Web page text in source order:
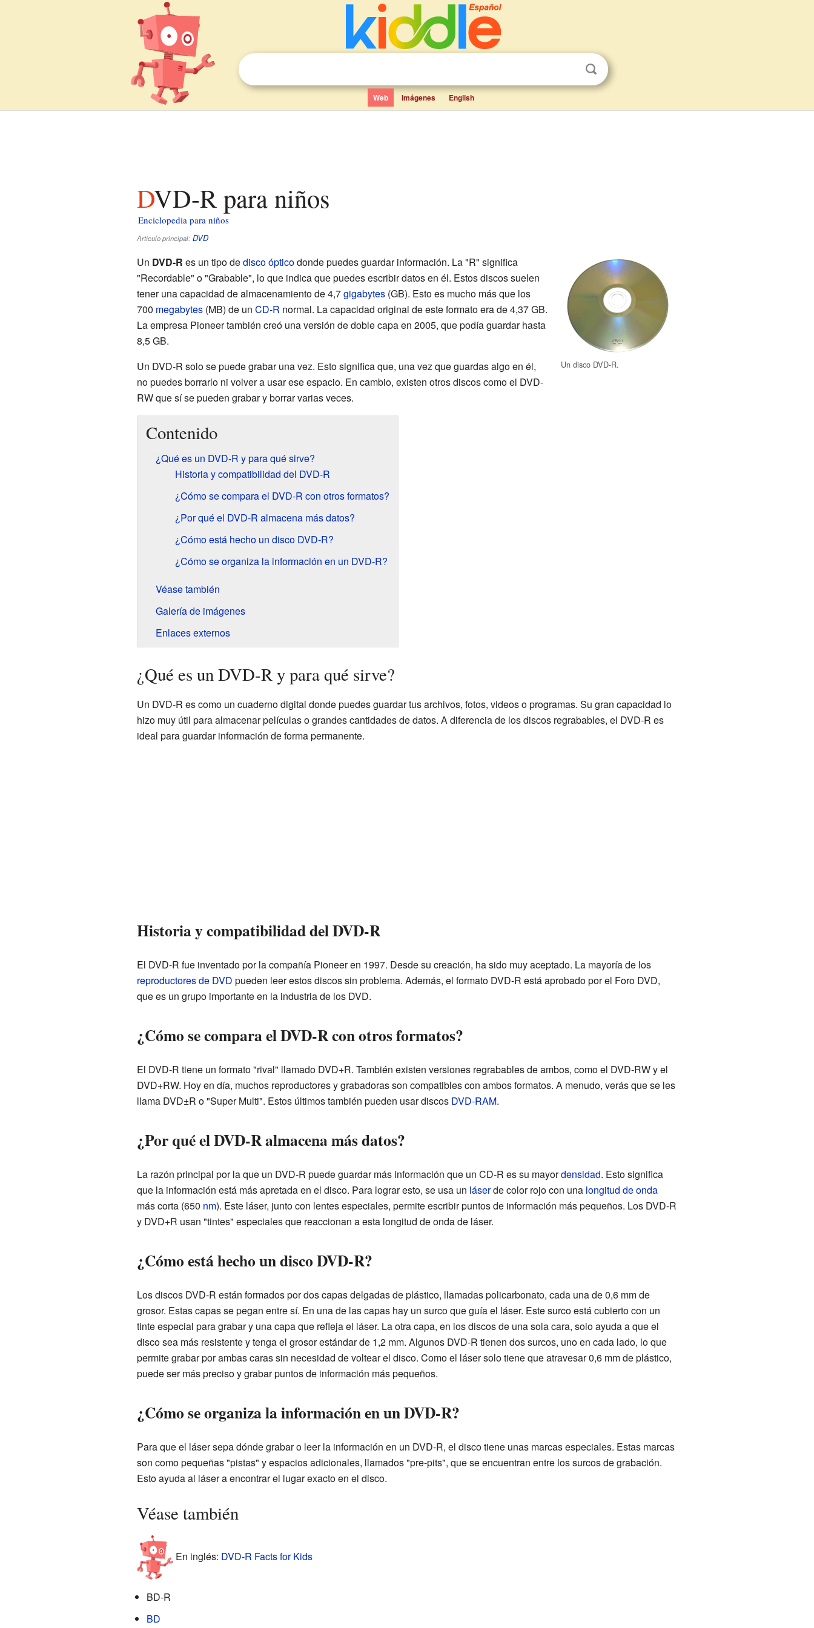
Web Imágenes English
DVD-R para niños
Enciclopedia para niños
Artículo principal: DVD
Un disco DVD-R.
Un DVD-R es un tipo dedisco ópticodonde puedes guardar información. La "R" significa
"Recordable" o "Grabable", lo que indica que puedes escribir datos en él. Estos discos suelen
tener una capacidad de almacenamiento de 4,7gigabytes(GB). Esto es mucho más que los
700 megabytes(MB) de un CD-R normal. La capacidad original de este formato era de 4,37 GB.
La empresa Pioneer también creó una versión de doble capa en 2005, que podía guardar hasta
8,5 GB.
Un DVD-R solo se puede grabar una vez. Esto significa que, una vez que guardas algo en él,
no puedes borrarlo ni volver a usar ese espacio. En cambio, existen otros discos como el DVD-
RW que sí se pueden grabar y borrar varias veces.
Contenido
¿Qué es un DVD-R y para qué sirve?
Historia y compatibilidad del DVD-R
¿Cómo se compara el DVD-R con otros formatos?
¿Por qué el DVD-R almacena más datos?
¿Cómo está hecho un disco DVD-R?
¿Cómo se organiza la información en un DVD-R?
Véase también
Galería de imágenes
Enlaces externos
¿Qué es un DVD-R y para qué sirve?
Un DVD-R es como un cuaderno digital donde puedes guardar tus archivos, fotos, videos o programas. Su gran capacidad lo
hizo muy útil para almacenar películas o grandes cantidades de datos. A diferencia de los discos regrabables, el DVD-R es
ideal para guardar información de forma permanente.
Historia y compatibilidad del DVD-R
El DVD-R fue inventado por la compañía Pioneer en 1997. Desde su creación, ha sido muy aceptado. La mayoría de los
reproductores de DVD pueden leer estos discos sin problema. Además, el formato DVD-R está aprobado por el Foro DVD,
que es un grupo importante en la industria de los DVD.
¿Cómo se compara el DVD-R con otros formatos?
El DVD-R tiene un formato "rival" llamado DVD+R. También existen versiones regrabables de ambos, como el DVD-RW y el
DVD+RW. Hoy en día, muchos reproductores y grabadoras son compatibles con ambos formatos. A menudo, verás que se les
llama DVD±R o "Super Multi". Estos últimos también pueden usar discos DVD-RAM.
¿Por qué el DVD-R almacena más datos?
La razón principal por la que un DVD-R puede guardar más información que un CD-R es su mayordensidad. Esto significa
que la información está más apretada en el disco. Para lograr esto, se usa un láserde color rojo con una longitud de onda
más corta (650 nm). Este láser, junto con lentes especiales, permite escribir puntos de información más pequeños. Los DVD-R
y DVD+R usan "tintes" especiales que reaccionan a esta longitud de onda de láser.
¿Cómo está hecho un disco DVD-R?
Los discos DVD-R están formados por dos capas delgadas de plástico, llamadas policarbonato, cada una de 0,6 mm de
grosor. Estas capas se pegan entre sí. En una de las capas hay un surco que guía el láser. Este surco está cubierto con un
tinte especial para grabar y una capa que refleja el láser. La otra capa, en los discos de una sola cara, solo ayuda a que el
disco sea más resistente y tenga el grosor estándar de 1,2 mm. Algunos DVD-R tienen dos surcos, uno en cada lado, lo que
permite grabar por ambas caras sin necesidad de voltear el disco. Como el láser solo tiene que atravesar 0,6 mm de plástico,
puede ser más preciso y grabar puntos de información más pequeños.
¿Cómo se organiza la información en un DVD-R?
Para que el láser sepa dónde grabar o leer la información en un DVD-R, el disco tiene unas marcas especiales. Estas marcas
son como pequeñas "pistas" y espacios adicionales, llamados "pre-pits", que se encuentran entre los surcos de grabación.
Esto ayuda al láser a encontrar el lugar exacto en el disco.
Véase también
En inglés: DVD-R Facts for Kids
BD-R
BD